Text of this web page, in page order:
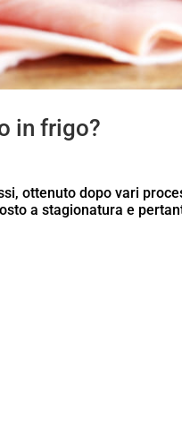
in frigo?
ottenuto dopo vari
a stagionatura e